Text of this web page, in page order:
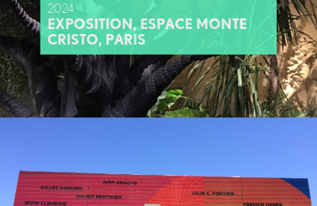
2024
EXPOSITION, ESPACE MONTE
CRISTO, PARIS